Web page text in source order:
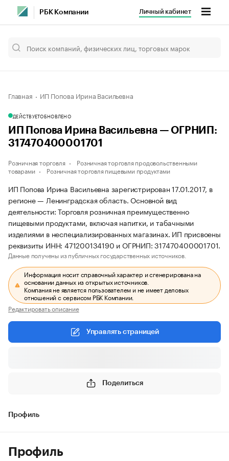
РБК Компании Личный кабинет
Главная ИП Попова Ирина Васильевна
ДЕЙСТВУЕТОБНОВЛЕНО
ИП Попова Ирина Васильевна — ОГРНИП:
317470400001701
Розничная торговля
Розничная торговля продовольственными
товарами
Розничная торговля пищевыми продуктами
ИП Попова Ирина Васильевна зарегистрирован 17.01.2017, в
регионе — Ленинградская область. Основной вид
деятельности: Торговля розничная преимущественно
пищевыми продуктами, включая напитки, и табачными
изделиями в неспециализированных магазинах. ИП присвоены
реквизиты ИНН: 471200134190 и ОГРНИП: 317470400001701.
Данные получены из публичных государственных источников.
Информация носит справочный характер и сгенерирована на
основании данных из открытых источников.
Компания не является пользователем и не имеет деловых
отношений с сервисом РБК Компании.
Редактировать описание
Управлять страницей
Поделиться
Профиль
Профиль